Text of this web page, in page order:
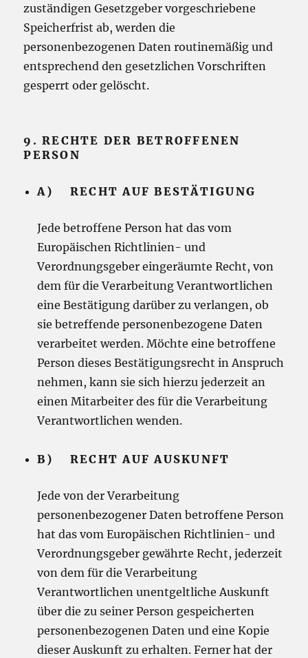
zuständigen Gesetzgeber vorgeschriebene
Speicherfrist ab, werden die
personenbezogenen Daten routinemäßig und
entsprechend den gesetzlichen Vorschriften
gesperrt oder gelöscht.
9. RECHTE DER BETROFFENEN
PERSON
A) RECHT AUF BESTÄTIGUNG
Jede betroffene Person hat das vom
Europäischen Richtlinien- und
Verordnungsgeber eingeräumte Recht, von
dem für die Verarbeitung Verantwortlichen
eine Bestätigung darüber zu verlangen, ob
sie betreffende personenbezogene Daten
verarbeitet werden. Möchte eine betroffene
Person dieses Bestätigungsrecht in Anspruch
nehmen, kann sie sich hierzu jederzeit an
einen Mitarbeiter des für die Verarbeitung
Verantwortlichen wenden.
B) RECHT AUF AUSKUNFT
Jede von der Verarbeitung
personenbezogener Daten betroffene Person
hat das vom Europäischen Richtlinien- und
Verordnungsgeber gewährte Recht, jederzeit
von dem für die Verarbeitung
Verantwortlichen unentgeltliche Auskunft
über die zu seiner Person gespeicherten
personenbezogenen Daten und eine Kopie
dieser Auskunft zu erhalten. Ferner hat der